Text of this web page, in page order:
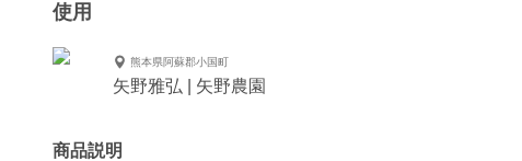
使用
熊本県阿蘇郡小国町
矢野雅弘 | 矢野農園
商品説明